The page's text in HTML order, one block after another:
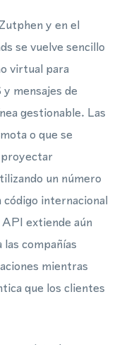
y en el
se vuelve sencillo
virtual para
mensajes de
gestionable. Las
o que se
un número
internacional
extiende aún
compañías
mientras
que los clientes